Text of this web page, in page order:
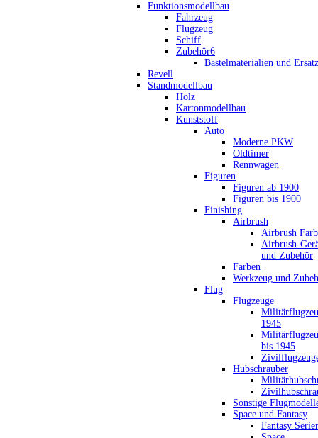
Funktionsmodellbau
Fahrzeug
Flugzeug
Schiff
Zubehör6
Bastelmaterialien und
Revell
Standmodellbau
Holz
Kartonmodellbau
Kunststoff
Auto
Moderne PKW
Oldtimer
Rennwagen
Figuren
Figuren ab 1900
Figuren bis 1900
Finishing
Airbrush
Airbrush
Airbrush-
und Zubehör
Farben_
Werkzeug und
Flug
Flugzeuge
1945
bis 1945
Hubschrauber
Sonstige
Space und Fantasy
Fantasy